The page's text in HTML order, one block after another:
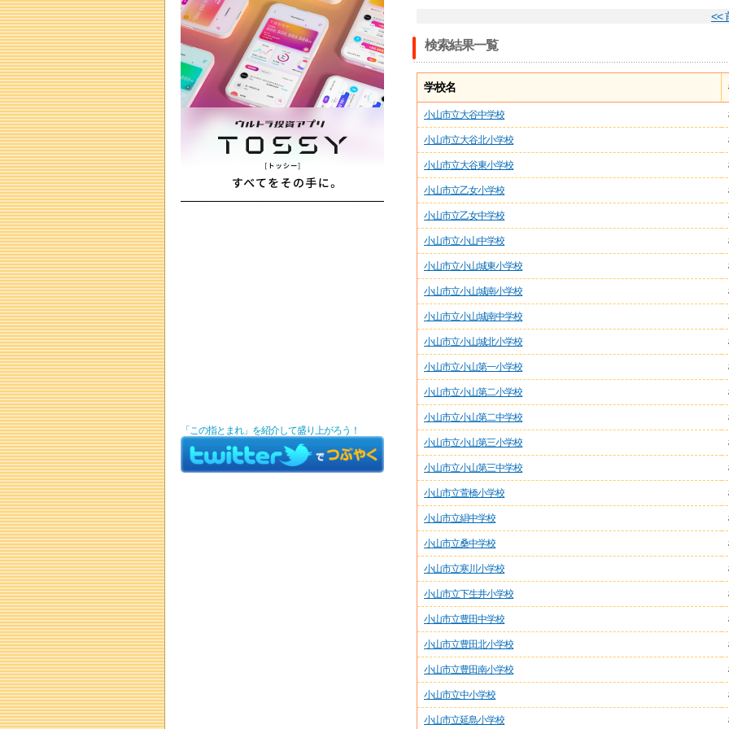
<<
検索結果一覧
学校名
小山市立大谷中学校
小山市立大谷北小学校
小山市立大谷東小学校
小山市立乙女小学校
小山市立乙女中学校
小山市立小山中学校
小山市立小山城東小学校
小山市立小山城南小学校
小山市立小山城南中学校
小山市立小山城北小学校
小山市立小山第一小学校
小山市立小山第二小学校
小山市立小山第二中学校
小山市立小山第三小学校
小山市立小山第三中学校
小山市立萱橋小学校
小山市立絹中学校
小山市立桑中学校
小山市立寒川小学校
小山市立下生井小学校
小山市立豊田中学校
小山市立豊田北小学校
小山市立豊田南小学校
小山市立中小学校
小山市立延島小学校
「この指とまれ」を紹介して盛り上がろう！